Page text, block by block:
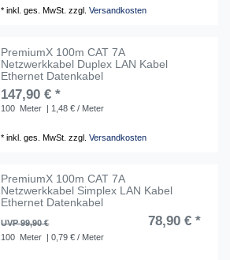
*inkl. ges. MwSt. zzgl.Versandkosten
PremiumX 100m CAT 7A
Netzwerkkabel Duplex LAN Kabel
Ethernet Datenkabel
147,90 € *
100 Meter | 1,48 € / Meter
*inkl. ges. MwSt. zzgl.Versandkosten
PremiumX 100m CAT 7A
Netzwerkkabel Simplex LAN Kabel
Ethernet Datenkabel
UVP 99,90 € 78,90 € *
100 Meter | 0,79 € / Meter